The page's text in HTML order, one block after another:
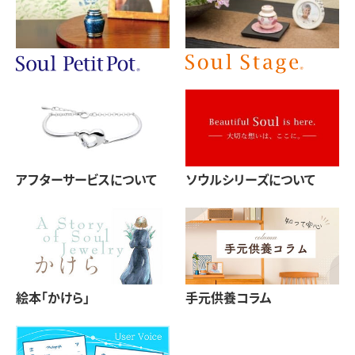
アフターサービスについて ソウルシリーズについて
絵本「かけら」 手元供養コラム